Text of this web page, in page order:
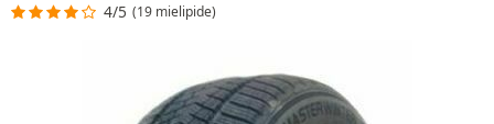
4/5 (19 mielipide)